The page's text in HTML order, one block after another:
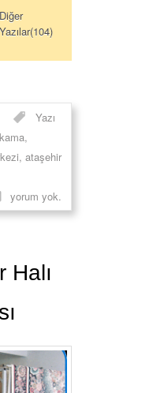
Diğer
Yazılar(104)
Yazı
,
, ataşehir
yorum yok.
Halı